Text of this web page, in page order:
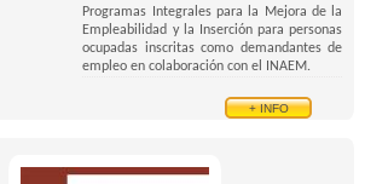
Programas Integrales para la Mejora de la
Empleabilidad y la Inserción para personas
ocupadas inscritas como demandantes de
empleo en colaboración con el INAEM.
+ INFO